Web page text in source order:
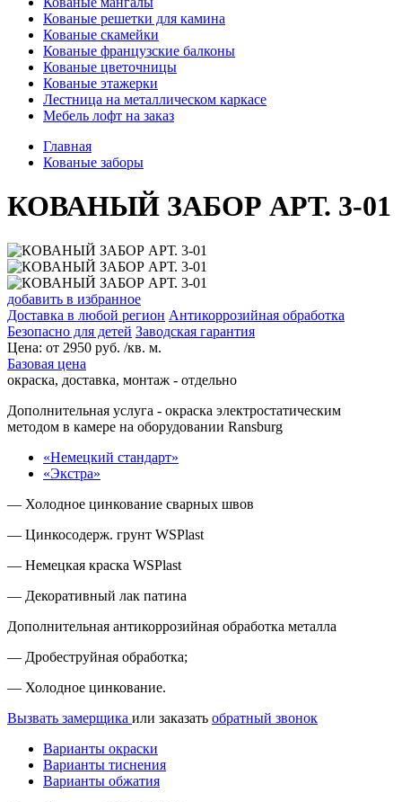
Кованые решетки для камина
Кованые скамейки
Кованые французские балконы
Кованые цветочницы
Кованые этажерки
Лестница на металлическом каркасе
Мебель лофт на заказ
Главная
Кованые заборы
КОВАНЫЙ ЗАБОР АРТ. 3-01
добавить в избранное
Доставка в любой регион Антикоррозийная обработка
Безопасно для детей Заводская гарантия
Цена: от 2950 руб. /кв. м.
Базовая цена
окраска, доставка, монтаж - отдельно
Дополнительная услуга - окраска электростатическим
методом в камере на оборудовании Ransburg
«Немецкий стандарт»
«Экстра»
— Холодное цинкование сварных швов
— Цинкосодерж. грунт WSPlast
— Немецкая краска WSPlast
— Декоративный лак патина
Дополнительная антикоррозийная обработка металла
— Дробеструйная обработка;
— Холодное цинкование.
Вызвать замерщика или заказать обратный звонок
Варианты окраски
Варианты тиснения
Варианты обжатия